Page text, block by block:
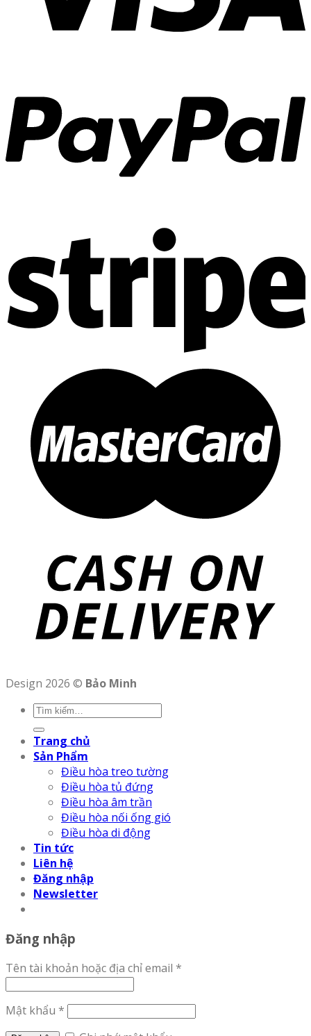
Design 2026 © Bảo Minh
Trang chủ
Sản Phẩm
Điều hòa treo tường
Điều hòa tủ đứng
Điều hòa âm trần
Điều hòa nối ống gió
Điều hòa di động
Tin tức
Liên hệ
Đăng nhập
Newsletter
Đăng nhập
Tên tài khoản hoặc địa chỉ email *
Mật khẩu *